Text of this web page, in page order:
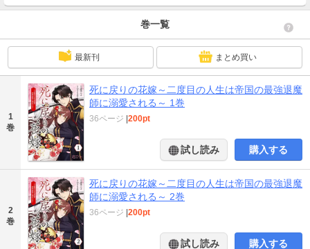
巻一覧
最新刊 まとめ買い
1
巻
死に戻りの花嫁～二度目の人生は帝国の最強退魔
師に溺愛される～ 1巻
36ページ |200pt
試し読み 購入する
2
巻
死に戻りの花嫁～二度目の人生は帝国の最強退魔
師に溺愛される～ 2巻
36ページ |200pt
試し読み 購入する